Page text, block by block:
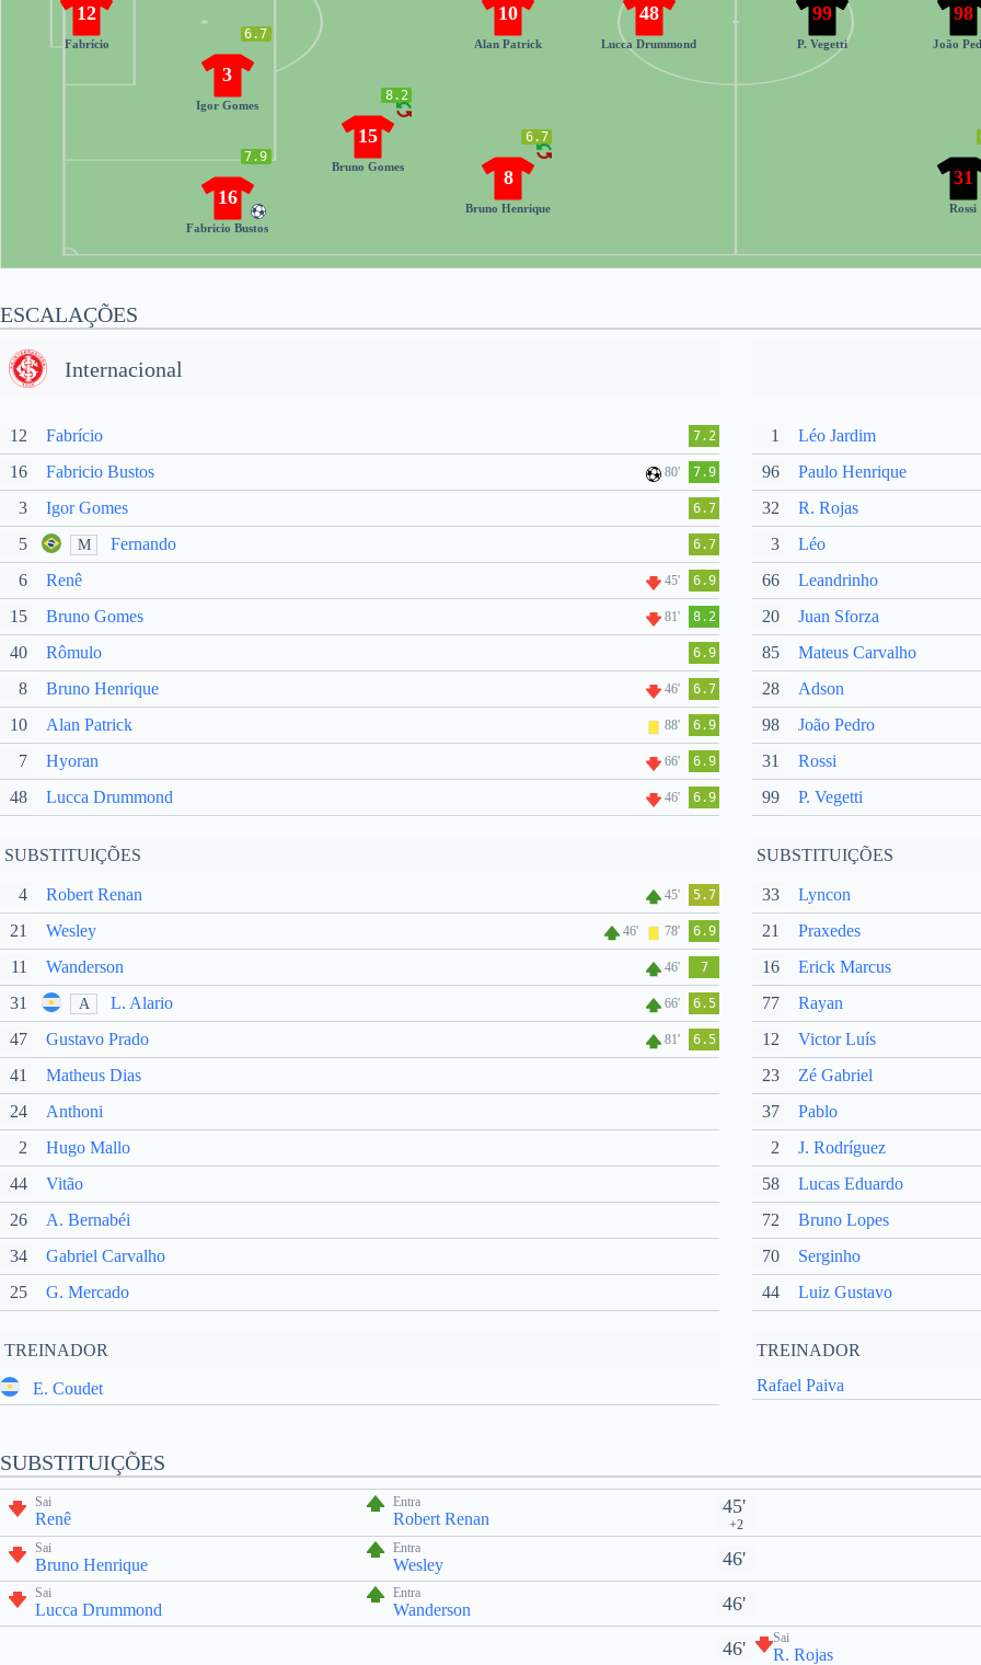
12
Fabrício
6.7
3
Igor Gomes
7.9
16
Fabricio Bustos
8.2
15
Bruno Gomes
10
Alan Patrick
6.7
8
Bruno Henrique
48
Lucca Drummond
31
Rossi
98
João
99
P. Vegetti
ESCALAÇÕES
Internacional
12 Fabrício 7.2
16 Fabricio Bustos 80' 7.9
3 Igor Gomes 6.7
5 M Fernando 6.7
6 Renê 45' 6.9
15 Bruno Gomes 81' 8.2
40 Rômulo 6.9
8 Bruno Henrique 46' 6.7
10 Alan Patrick 88' 6.9
7 Hyoran 66' 6.9
48 Lucca Drummond 46' 6.9
SUBSTITUIÇÕES
4 Robert Renan 45' 5.7
21 Wesley 46' 78' 6.9
11 Wanderson 46' 7
31 A L. Alario 66' 6.5
47 Gustavo Prado 81' 6.5
41
Matheus Dias
24
Anthoni
2
Hugo Mallo
44
Vitão
26
A. Bernabéi
34
Gabriel Carvalho
25
G. Mercado
TREINADOR
E. Coudet
1
Léo Jardim
96
Paulo Henrique
32
R. Rojas
3
Léo
66
Leandrinho
20
Juan Sforza
85
Mateus Carvalho
28
Adson
98
João Pedro
31
Rossi
99
P. Vegetti
SUBSTITUIÇÕES
33
Lyncon
21
Praxedes
16
Erick Marcus
77
Rayan
12
Victor Luís
23
Zé Gabriel
37
Pablo
2
J. Rodríguez
58
Lucas Eduardo
72
Bruno Lopes
70
Serginho
44
Luiz Gustavo
TREINADOR
Rafael Paiva
SUBSTITUIÇÕES
Sai
Renê
Entra
Robert Renan
45'
+2
Sai
Bruno Henrique
Entra
Wesley 46'
Sai
Lucca Drummond
Entra
Wanderson 46'
46' Sai
R. Rojas